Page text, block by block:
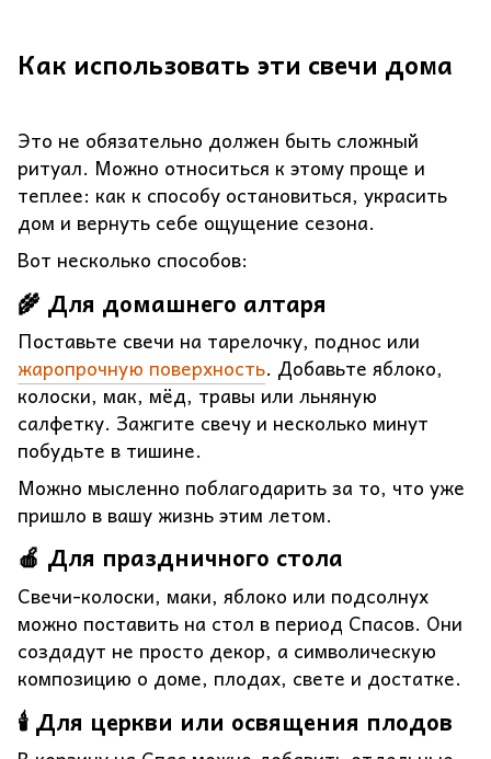
Как использовать эти свечи дома
Это не обязательно должен быть сложный
ритуал. Можно относиться к этому проще и
теплее: как к способу остановиться, украсить
дом и вернуть себе ощущение сезона.
Вот несколько способов:
🌾 Для домашнего алтаря
Поставьте свечи на тарелочку, поднос или
жаропрочную поверхность. Добавьте яблоко,
колоски, мак, мёд, травы или льняную
салфетку. Зажгите свечу и несколько минут
побудьте в тишине.
Можно мысленно поблагодарить за то, что уже
пришло в вашу жизнь этим летом.
🍎 Для праздничного стола
Свечи-колоски, маки, яблоко или подсолнух
можно поставить на стол в период Спасов. Они
создадут не просто декор, а символическую
композицию о доме, плодах, свете и достатке.
🕯 Для церкви или освящения плодов